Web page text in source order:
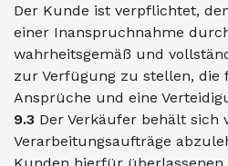
Der Kunde ist verpflichtet,
einer Inanspruchnahme
wahrheitsgemäß und
zur Verfügung zu stellen,
Ansprüche und eine
9.3 Der Verkäufer behält sich
Verarbeitungsaufträge
Kunden hierfür überlassenen